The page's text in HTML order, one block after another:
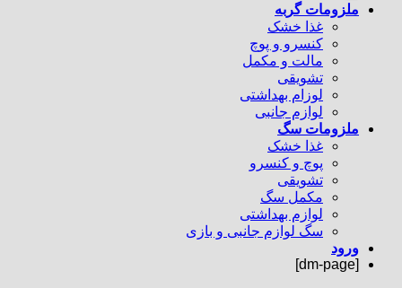
ملزومات گربه
غذا خشک
کنسرو و پوچ
مالت و مکمل
تشویقی
لوزام بهداشتی
لوازم جانبی
ملزومات سگ
غذا خشک
پوچ و کنسرو
تشویقی
مکمل سگ
لوازم بهداشتی
سگ لوازم جانبی و بازی
ورود
[dm-page]